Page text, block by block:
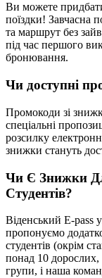
Ви можете
поїздки! Завчасна
та маршрут без
під час першого
бронювання.
Чи доступні
Промокоди зі
спеціальні
розсилку
знижки стануть
Чи Є Знижки
Студентів?
Віденський E-pass
пропонуємо
студентів (окрім
понад 10 дорослих,
групи, і наша